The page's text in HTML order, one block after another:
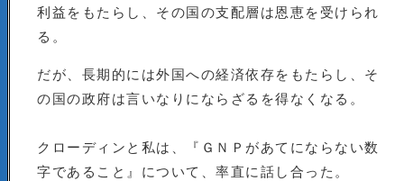
利益をもたらし、その国の支配層は恩恵を受けられ
る。
だが、長期的には外国への経済依存をもたらし、そ
の国の政府は言いなりにならざるを得なくなる。
クローディンと私は、『ＧＮＰがあてにならない数
字であること』について、率直に話し合った。